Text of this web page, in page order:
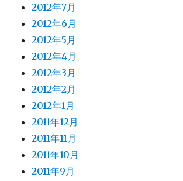
2012年7月
2012年6月
2012年5月
2012年4月
2012年3月
2012年2月
2012年1月
2011年12月
2011年11月
2011年10月
2011年9月